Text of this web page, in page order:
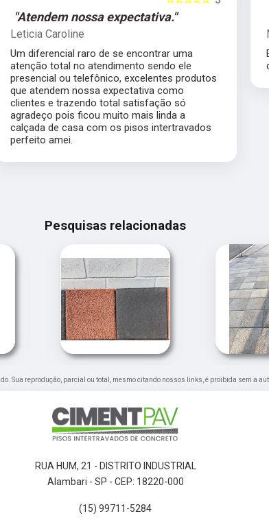
encontrar uma
sendo ele
excelentes produtos
como
satisfação só
mais linda a
pisos intertravados
"Excelente
Excelente empresa,
com prazo e preço
Pesquisas relacionadas
Sua reprodução, parcial ou total, mesmo citando nossos links, é proibida sem a
RUA HUM, 21 - DISTRITO INDUSTRIAL
Alambari - SP - CEP: 18220-000
(15) 99711-5284